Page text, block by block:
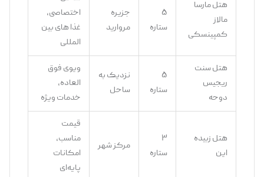
هتل مارسا
کمپینسکی
مروارید
اختصاصی،
غذا های بین
هتل سنت
ریجیس
نزدیک به
ساحل
ویوی فوق
‌العاده،
خدمات ویژه
هتل زبیده
مرکز شهر
مناسب،
امکانات